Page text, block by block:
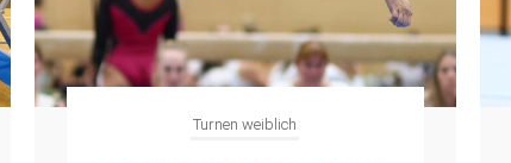
Turnen weiblich